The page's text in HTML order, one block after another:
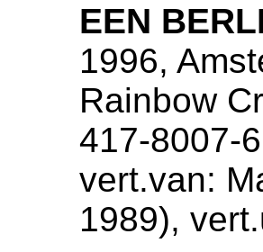
EEN
1996,
Rainbow
417-8007-6
vert.van:
1989),